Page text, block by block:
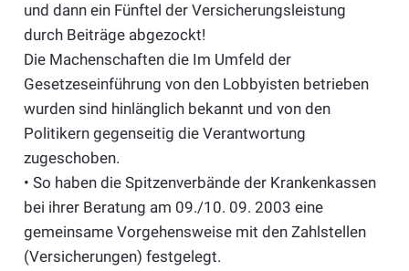
und dann ein Fünftel der Versicherungsleistung
durch Beiträge abgezockt!
Die Machenschaften die Im Umfeld der
Gesetzeseinführung von den Lobbyisten betrieben
wurden sind hinlänglich bekannt und von den
Politikern gegenseitig die Verantwortung
zugeschoben.
• So haben die Spitzenverbände der Krankenkassen
bei ihrer Beratung am 09./10. 09. 2003 eine
gemeinsame Vorgehensweise mit den Zahlstellen
(Versicherungen) festgelegt.